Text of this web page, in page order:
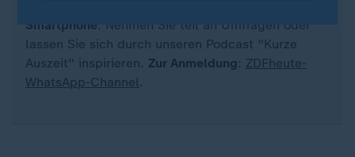
Smartphone. Nehmen Sie teil an Umfragen oder
lassen Sie sich durch unseren Podcast "Kurze
Auszeit" inspirieren. Zur Anmeldung : ZDFheute-
WhatsApp-Channel.